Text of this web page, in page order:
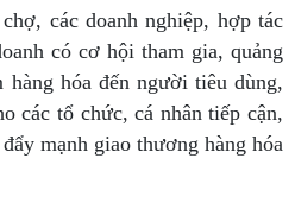
các doanh nghiệp, hợp tác
có cơ hội tham gia, quảng
hóa đến người tiêu dùng,
các tổ chức, cá nhân tiếp cận,
mạnh giao thương hàng hóa